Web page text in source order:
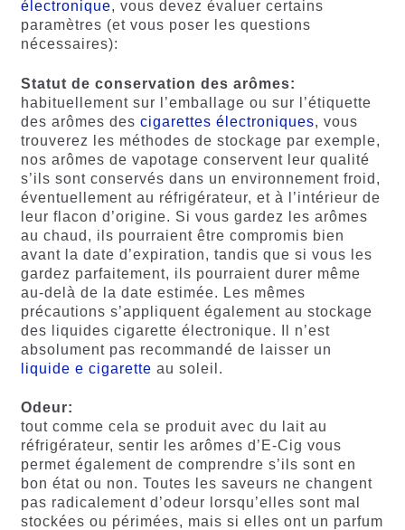
électronique, vous devez évaluer certains
paramètres (et vous poser les questions
nécessaires):
Statut de conservation des arômes:
habituellement sur l’emballage ou sur l’étiquette
des arômes des cigarettes électroniques, vous
trouverez les méthodes de stockage par exemple,
nos arômes de vapotage conservent leur qualité
s’ils sont conservés dans un environnement froid,
éventuellement au réfrigérateur, et à l’intérieur de
leur flacon d’origine. Si vous gardez les arômes
au chaud, ils pourraient être compromis bien
avant la date d’expiration, tandis que si vous les
gardez parfaitement, ils pourraient durer même
au-delà de la date estimée. Les mêmes
précautions s’appliquent également au stockage
des liquides cigarette électronique. Il n’est
absolument pas recommandé de laisser un
liquide e cigarette au soleil.
Odeur:
tout comme cela se produit avec du lait au
réfrigérateur, sentir les arômes d’E-Cig vous
permet également de comprendre s’ils sont en
bon état ou non. Toutes les saveurs ne changent
pas radicalement d’odeur lorsqu’elles sont mal
stockées ou périmées, mais si elles ont un parfum